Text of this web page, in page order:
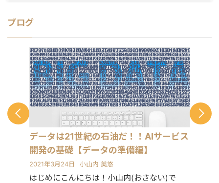
ブログ
データは21世紀の石油だ！！AIサービス
開発の基礎【データの準備編】
2021年3月24日 小山内 美悠
はじめにこんにちは！小山内(おさない)で